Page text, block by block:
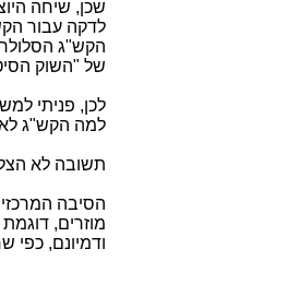
לדקה עבור הקש"ג
הקש"ג
של "השוק
לכן, פניתי
למה הקש"ג
תשובה לא
הסיבה
מוזרים,
ודמיונם,